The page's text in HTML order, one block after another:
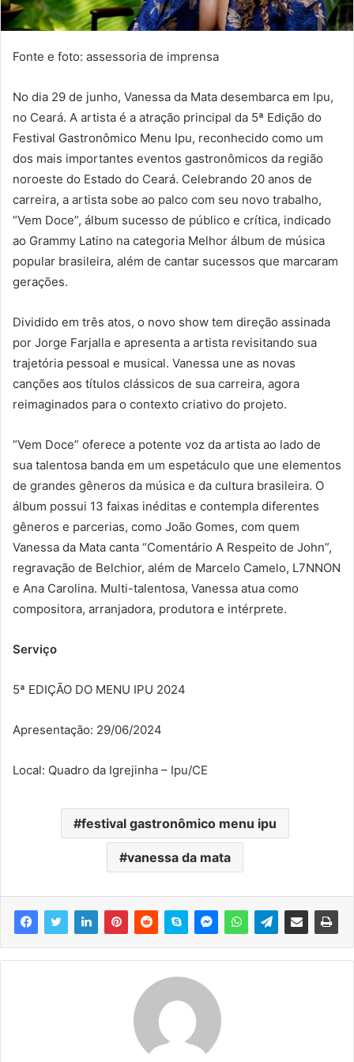
Fonte e foto: assessoria de imprensa
No dia 29 de junho, Vanessa da Mata desembarca em Ipu,
no Ceará. A artista é a atração principal da 5ª Edição do
Festival Gastronômico Menu Ipu, reconhecido como um
dos mais importantes eventos gastronômicos da região
noroeste do Estado do Ceará. Celebrando 20 anos de
carreira, a artista sobe ao palco com seu novo trabalho,
“Vem Doce”, álbum sucesso de público e crítica, indicado
ao Grammy Latino na categoria Melhor álbum de música
popular brasileira, além de cantar sucessos que marcaram
gerações.
Dividido em três atos, o novo show tem direção assinada
por Jorge Farjalla e apresenta a artista revisitando sua
trajetória pessoal e musical. Vanessa une as novas
canções aos títulos clássicos de sua carreira, agora
reimaginados para o contexto criativo do projeto.
“Vem Doce” oferece a potente voz da artista ao lado de
sua talentosa banda em um espetáculo que une elementos
de grandes gêneros da música e da cultura brasileira. O
álbum possui 13 faixas inéditas e contempla diferentes
gêneros e parcerias, como João Gomes, com quem
Vanessa da Mata canta “Comentário A Respeito de John”,
regravação de Belchior, além de Marcelo Camelo, L7NNON
e Ana Carolina. Multi-talentosa, Vanessa atua como
compositora, arranjadora, produtora e intérprete.
Serviço
5ª EDIÇÃO DO MENU IPU 2024
Apresentação: 29/06/2024
Local: Quadro da Igrejinha – Ipu/CE
festival gastronômico menu ipu
vanessa da mata